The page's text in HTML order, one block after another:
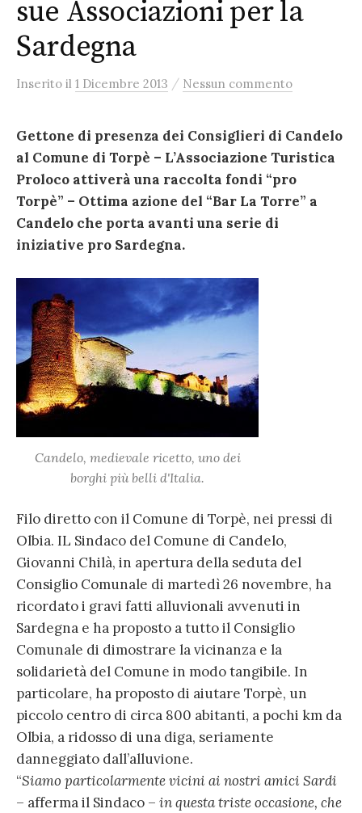
sue Associazioni per la
Sardegna
Inserito il 1 Dicembre 2013 / Nessun commento
Gettone di presenza dei Consiglieri di Candelo
al Comune di Torpè – L’Associazione Turistica
Proloco attiverà una raccolta fondi “pro
Torpè” – Ottima azione del “Bar La Torre” a
Candelo che porta avanti una serie di
iniziative pro Sardegna.
Candelo, medievale ricetto, uno dei
borghi più belli d'Italia.
Filo diretto con il Comune di Torpè, nei pressi di
Olbia. IL Sindaco del Comune di Candelo,
Giovanni Chilà, in apertura della seduta del
Consiglio Comunale di martedì 26 novembre, ha
ricordato i gravi fatti alluvionali avvenuti in
Sardegna e ha proposto a tutto il Consiglio
Comunale di dimostrare la vicinanza e la
solidarietà del Comune in modo tangibile. In
particolare, ha proposto di aiutare Torpè, un
piccolo centro di circa 800 abitanti, a pochi km da
Olbia, a ridosso di una diga, seriamente
danneggiato dall’alluvione.
“Siamo particolarmente vicini ai nostri amici Sardi
– afferma il Sindaco – in questa triste occasione, che